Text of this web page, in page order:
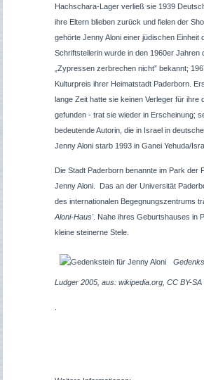
Hachschara-Lager verließ sie 1939
ihre Eltern blieben zurück und fielen der
gehörte Jenny Aloni einer jüdischen Einheit
Schriftstellerin wurde in den 1960er Jahren
„Zypressen zerbrechen nicht” bekannt;
Kulturpreis ihrer Heimatstadt Paderborn.
lange Zeit hatte sie keinen Verleger für ihre
gefunden - trat sie wieder in Erscheinung;
bedeutende Autorin, die in Israel in
Jenny Aloni starb 1993 in Ganei Yehuda/
Die Stadt Paderborn benannte im Park der
Jenny Aloni. Das an der Universität
des internationalen Begegnungszentrums
Aloni-Haus'. Nahe ihres Geburtshauses in
kleine steinerne Stele.
Ludger 2005, aus: wikipedia.org, CC BY-SA